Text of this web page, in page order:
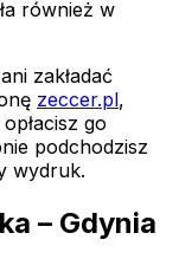
również w
zakładać
zeccer.pl,
go
podchodzisz
wydruk.
– Gdynia